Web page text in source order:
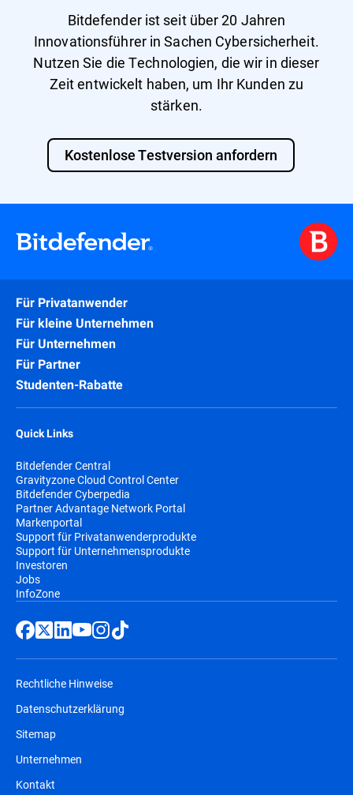
Bitdefender ist seit über 20 Jahren
Innovationsführer in Sachen Cybersicherheit.
Nutzen Sie die Technologien, die wir in dieser
Zeit entwickelt haben, um Ihr Kunden zu
stärken.
Kostenlose Testversion anfordern
Für Privatanwender
Für kleine Unternehmen
Für Unternehmen
Für Partner
Studenten-Rabatte
Quick Links
Bitdefender Central
Gravityzone Cloud Control Center
Bitdefender Cyberpedia
Partner Advantage Network Portal
Markenportal
Support für Privatanwenderprodukte
Support für Unternehmensprodukte
Investoren
Jobs
InfoZone
Rechtliche Hinweise
Datenschutzerklärung
Sitemap
Unternehmen
Kontakt